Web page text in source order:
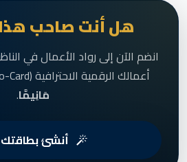
هل أنت صاحب
انضم الآن إلى رواد الأعمال في
أعمالك الرقمية الاحترافية (Bio-Card) مجاناً عبر خدمة
مَانِيمَّا.
أنشئ بطاقتك